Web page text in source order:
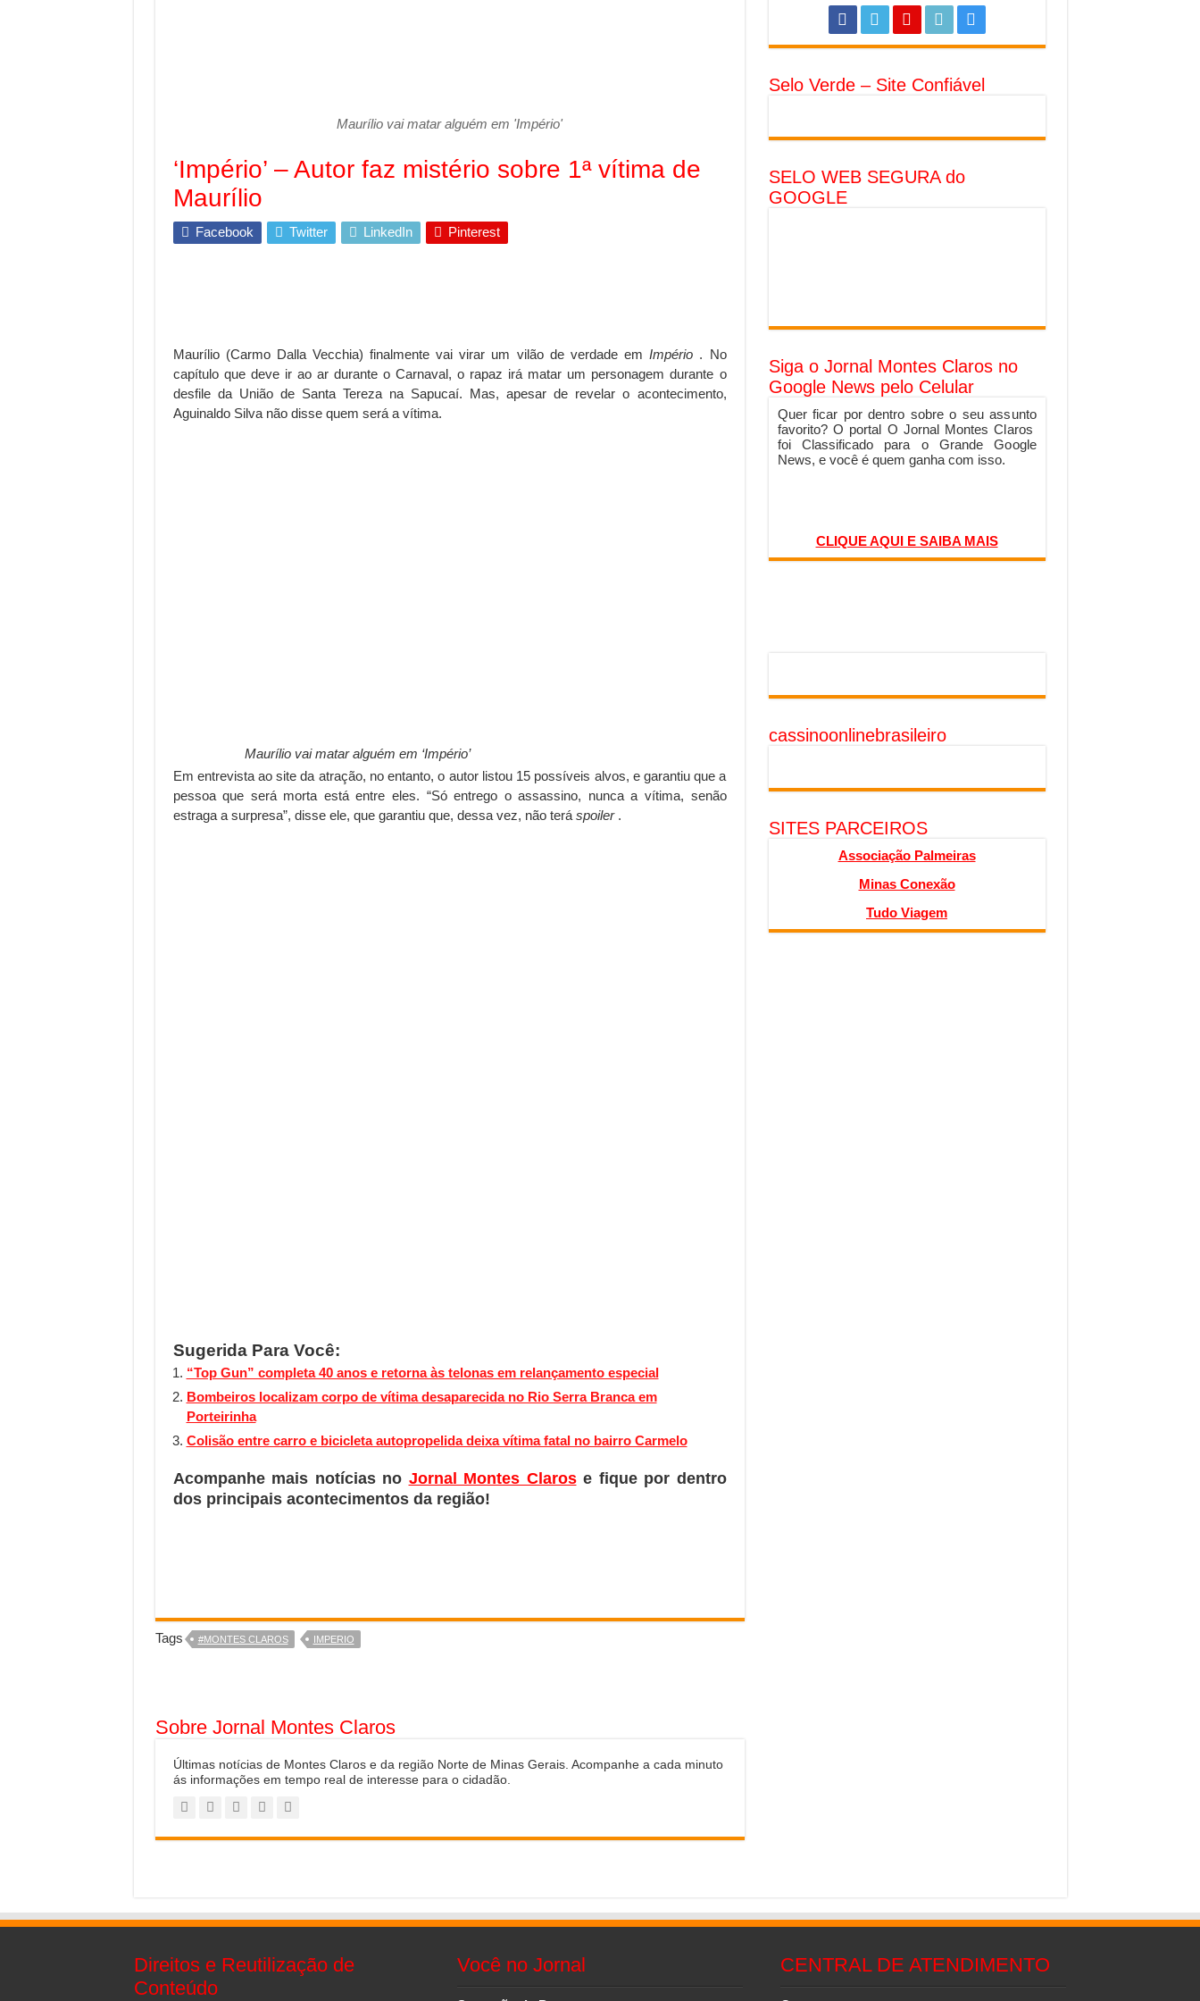
Maurílio vai matar alguém em 'Império'
‘Império’ – Autor faz mistério sobre 1ª vítima de
Maurílio
Facebook Twitter LinkedIn Pinterest
Maurílio (Carmo Dalla Vecchia) finalmente vai virar um vilão de verdade emImpério . No
capítulo que deve ir ao ar durante o Carnaval, o rapaz irá matar um personagem durante o
desfile da União de Santa Tereza na Sapucaí. Mas, apesar de revelar o acontecimento,
Aguinaldo Silva não disse quem será a vítima.
Maurílio vai matar alguém em ‘Império’
Em entrevista ao site da atração, no entanto, o autor listou 15 possíveis alvos, e garantiu que a
pessoa que será morta está entre eles. “Só entrego o assassino, nunca a vítima, senão
estraga a surpresa”, disse ele, que garantiu que, dessa vez, não terá spoiler .
Sugerida Para Você:
“Top Gun” completa 40 anos e retorna às telonas em relançamento especial
Bombeiros localizam corpo de vítima desaparecida no Rio Serra Branca em
Porteirinha
Colisão entre carro e bicicleta autopropelida deixa vítima fatal no bairro Carmelo
Acompanhe mais notícias no Jornal Montes Clarose fique por dentro
dos principais acontecimentos da região!
Tags #MONTES CLAROS IMPERIO
Sobre Jornal Montes Claros
Últimas notícias de Montes Claros e da região Norte de Minas Gerais. Acompanhe a cada minuto
ás informações em tempo real de interesse para o cidadão.
Selo Verde – Site Confiável
SELO WEB SEGURA do
GOOGLE
Siga o Jornal Montes Claros no
Google News pelo Celular
Quer ficar por dentro sobre o seu assunto
favorito? O portal O Jornal Montes Claros
foi Classificado para o Grande Google
News, e você é quem ganha com isso.
CLIQUE AQUI E SAIBA MAIS
cassinoonlinebrasileiro
SITES PARCEIROS
Associação Palmeiras
Minas Conexão
Tudo Viagem
Direitos e Reutilização de
Conteúdo
Você no Jornal CENTRAL DE ATENDIMENTO